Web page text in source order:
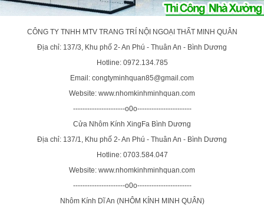
CÔNG TY TNHH MTV TRANG TRÍ NỘI NGOẠI THẤT MINH QUÂN
Địa chỉ: 137/3, Khu phố 2- An Phú - Thuân An - Bình Dương
Hotline: 0972.134.785
Email: congtyminhquan85@gmail.com
Website: www.nhomkinhminhquan.com
----------------------o0o-----------------------
Cửa Nhôm Kính XingFa Bình Dương
Địa chỉ: 137/1, Khu phố 2- An Phú - Thuân An - Bình Dương
Hotline: 0703.584.047
Website: www.nhomkinhminhquan.com
----------------------o0o-----------------------
Nhôm Kính Dĩ An (NHÔM KÍNH MINH QUÂN)